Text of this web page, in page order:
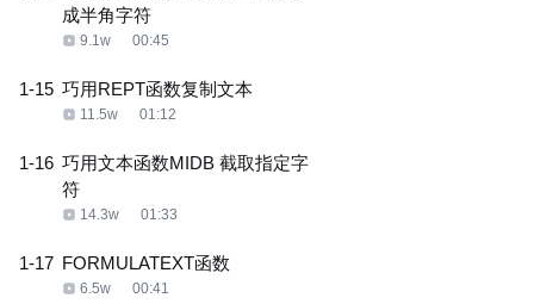
成半角字符
9.1w 00:45
1-15 巧用REPT函数复制文本
11.5w 01:12
1-16 巧用文本函数MIDB 截取指定字
符
14.3w 01:33
1-17 FORMULATEXT函数
6.5w 00:41